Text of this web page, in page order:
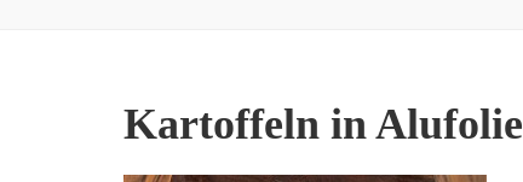
Kartoffeln in Alufolie